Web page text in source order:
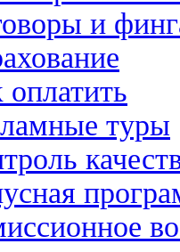
и
оплатить
туры